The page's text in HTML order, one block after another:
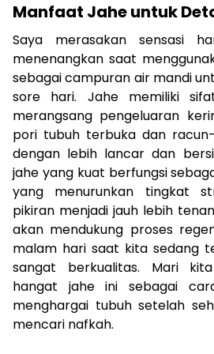
Manfaat Jahe untuk
Saya merasakan sensasi
menenangkan saat
sebagai campuran air mandi
sore hari. Jahe memiliki
merangsang pengeluaran
pori tubuh terbuka dan
dengan lebih lancar dan
jahe yang kuat berfungsi
yang menurunkan tingkat
pikiran menjadi jauh lebih
akan mendukung proses
malam hari saat kita sedang
sangat berkualitas. Mari
hangat jahe ini sebagai
menghargai tubuh setelah
mencari nafkah.